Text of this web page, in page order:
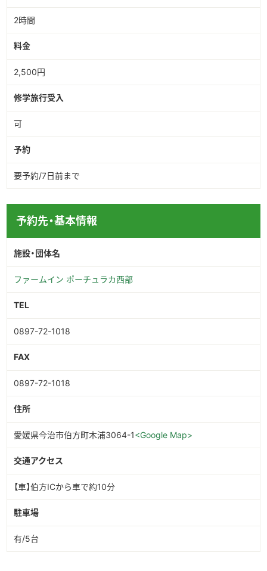
2時間
料金
2,500円
修学旅行受入
可
予約
要予約/7日前まで
予約先・基本情報
施設・団体名
ファームイン ポーチュラカ西部
TEL
0897-72-1018
FAX
0897-72-1018
住所
愛媛県今治市伯方町木浦3064-1<Google Map>
交通アクセス
【車】伯方ICから車で約10分
駐車場
有/5台